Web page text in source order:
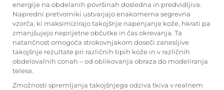
energije na obdelanih površinah dosledna in predvidljiva.
Napredni pretvorniki ustvarjajo enakomerna segrevna
vzorča, ki maksimizirajo takojšnje napenjanje kože, hkrati pa
zmanjšujejo neprijetne občutke in čas okrevanja. Ta
natančnost omogoča strokovnjakom doseči zanesljive
takojšnje rezultate pri različnih tipih kože in v različnih
obdelovalnih conah – od oblikovanja obraza do modeliranja
telesa.
Zmožnosti spremljanja takojšnjega odziva tkiva v realnem